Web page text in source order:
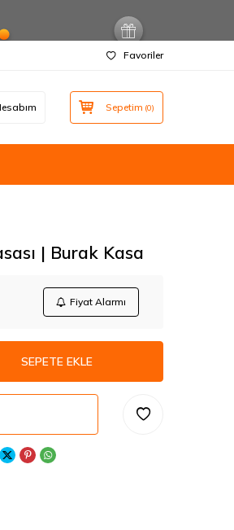
Favoriler
Sepetim (0)
| Burak Kasa
Fiyat Alarmı
SEPETE EKLE